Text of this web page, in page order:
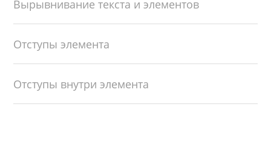
Вырывнивание текста и элементов
Отступы элемента
Отступы внутри элемента